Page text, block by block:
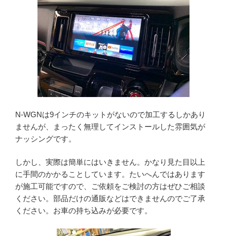
N-WGNは9インチのキットがないので加工するしかあり
ませんが、まったく無理してインストールした雰囲気が
ナッシングです。
しかし、実際は簡単にはいきません。かなり見た目以上
に手間のかかることしています。たいへんではあります
が施工可能ですので、ご依頼をご検討の方はぜひご相談
ください。部品だけの通販などはできませんのでご了承
ください。お車の持ち込みが必要です。